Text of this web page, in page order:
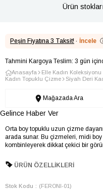
Ürün
Peşin Fiyatına 3 Taksit! · İncele
Tahmini Kargoya Teslim: 3 gün
Anasayfa Elle Kadın Koleksiyonu
Kadın Topuklu Çizme
Siyah Deri
Mağazada Ara
Gelince Haber Ver
Orta boy topuklu uzun çizme
arada sunar. Bu çizmeleri, midi
kombinleyerek dikkat çekici bir
ÜRÜN ÖZELLIKLERI
Stok Kodu (FERONI-01)